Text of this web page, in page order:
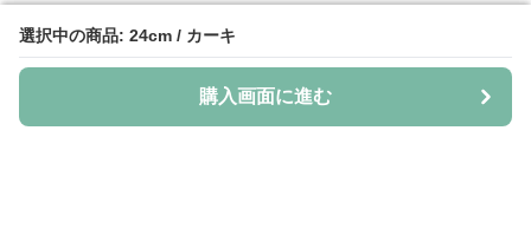
選択中の商品: 24cm / カーキ
購入画面に進む
選択中の商品: 24cm / カーキ
購入画面に進む